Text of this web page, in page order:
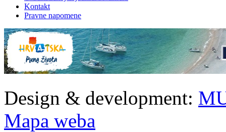
Kontakt
Pravne napomene
Design & development:
Mapa weba